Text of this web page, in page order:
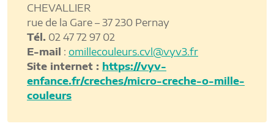
CHEVALLIER
rue de la Gare – 37 230 Pernay
Tél. 02 47 72 97 02
E-mail : omillecouleurs.cvl@vyv3.fr
Site internet : https://vyv-
enfance.fr/creches/micro-creche-o-mille-
couleurs